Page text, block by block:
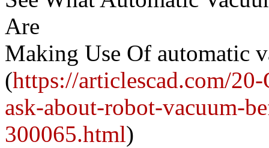
Are
Making Use Of automatic
(https://articlescad.com/
ask-about-robot-vacuum-
300065.html)